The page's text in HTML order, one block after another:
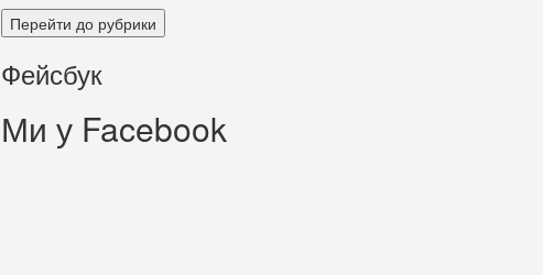
Перейти до рубрики
Фейсбук
Ми у Facebook